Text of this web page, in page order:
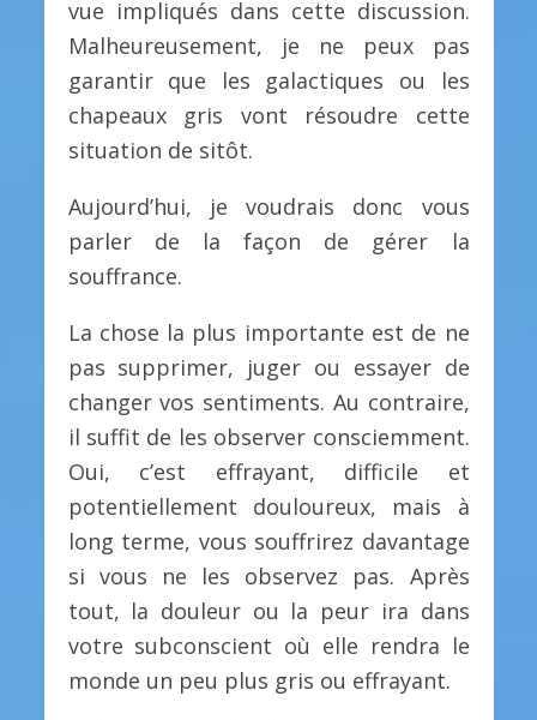
vue impliqués dans cette discussion.
Malheureusement, je ne peux pas
garantir que les galactiques ou les
chapeaux gris vont résoudre cette
situation de sitôt.
Aujourd’hui, je voudrais donc vous
parler de la façon de gérer la
souffrance.
La chose la plus importante est de ne
pas supprimer, juger ou essayer de
changer vos sentiments. Au contraire,
il suffit de les observer consciemment.
Oui, c’est effrayant, difficile et
potentiellement douloureux, mais à
long terme, vous souffrirez davantage
si vous ne les observez pas. Après
tout, la douleur ou la peur ira dans
votre subconscient où elle rendra le
monde un peu plus gris ou effrayant.